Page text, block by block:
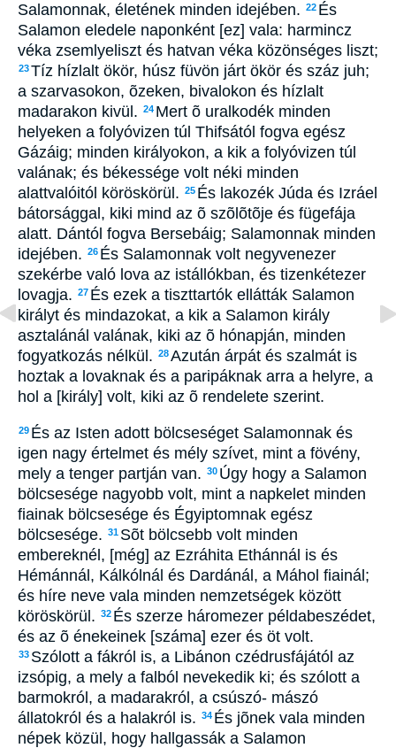
Salamonnak, életének minden idejében. 22 És
Salamon eledele naponként [ez] vala: harmincz
véka zsemlyeliszt és hatvan véka közönséges liszt;
23Tíz hízlalt ökör, húsz füvön járt ökör és száz juh;
a szarvasokon, õzeken, bivalokon és hízlalt
madarakon kivül. 24 Mert õ uralkodék minden
helyeken a folyóvizen túl Thifsától fogva egész
Gázáig; minden királyokon, a kik a folyóvizen túl
valának; és békessége volt néki minden
alattvalóitól köröskörül. 25 És lakozék Júda és Izráel
bátorsággal, kiki mind az õ szõlõtõje és fügefája
alatt. Dántól fogva Bersebáig; Salamonnak minden
idejében. 26 És Salamonnak volt negyvenezer
szekérbe való lova az istállókban, és tizenkétezer
lovagja. 27 És ezek a tiszttartók ellátták Salamon
királyt és mindazokat, a kik a Salamon király
asztalánál valának, kiki az õ hónapján, minden
fogyatkozás nélkül. 28Azután árpát és szalmát is
hoztak a lovaknak és a paripáknak arra a helyre, a
hol a [király] volt, kiki az õ rendelete szerint.
29 És az Isten adott bölcseséget Salamonnak és
igen nagy értelmet és mély szívet, mint a fövény,
mely a tenger partján van. 30 Úgy hogy a Salamon
bölcsesége nagyobb volt, mint a napkelet minden
fiainak bölcsesége és Égyiptomnak egész
bölcsesége. 31 Sõt bölcsebb volt minden
embereknél, [még] az Ezráhita Ethánnál is és
Hémánnál, Kálkólnál és Dardánál, a Máhol fiainál;
és híre neve vala minden nemzetségek között
köröskörül. 32 És szerze háromezer példabeszédet,
és az õ énekeinek [száma] ezer és öt volt.
33 Szólott a fákról is, a Libánon czédrusfájától az
izsópig, a mely a falból nevekedik ki; és szólott a
barmokról, a madarakról, a csúszó- mászó
állatokról és a halakról is. 34 És jõnek vala minden
népek közül, hogy hallgassák a Salamon